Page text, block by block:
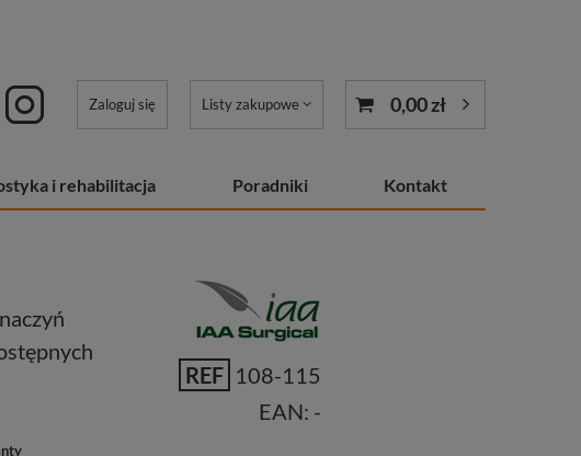
Zaloguj się Listy zakupowe 0,00 zł
i rehabilitacja Poradniki Kontakt
REF 108-115
EAN: -